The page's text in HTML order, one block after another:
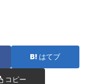
はてブ
コピー